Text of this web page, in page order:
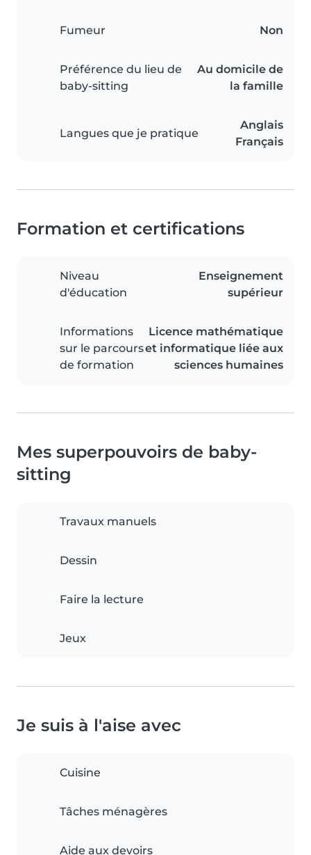
Fumeur Non
Préférence du lieu de
baby-sitting
Au domicile de
la famille
Langues que je pratique
Anglais
Français
Formation et certifications
Niveau
d'éducation
Enseignement
supérieur
Informations
sur le parcours
de formation
Licence mathématique
et informatique liée aux
sciences humaines
Mes superpouvoirs de baby-
sitting
Travaux manuels
Dessin
Faire la lecture
Jeux
Je suis à l'aise avec
Cuisine
Tâches ménagères
Aide aux devoirs